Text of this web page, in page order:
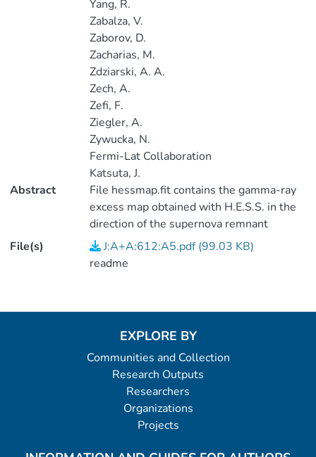
Yang, R.
Zabalza, V.
Zaborov, D.
Zacharias, M.
Zdziarski, A. A.
Zech, A.
Zefi, F.
Ziegler, A.
Zywucka, N.
Fermi-Lat Collaboration
Katsuta, J.
Abstract
File hessmap.fit contains the gamma-ray
excess map obtained with H.E.S.S. in the
direction of the supernova remnant
W49B.
File(s)
J:A+A:612:A5.pdf (99.03 KB)
readme
EXPLORE BY
Communities and Collection
Research Outputs
Researchers
Organizations
Projects